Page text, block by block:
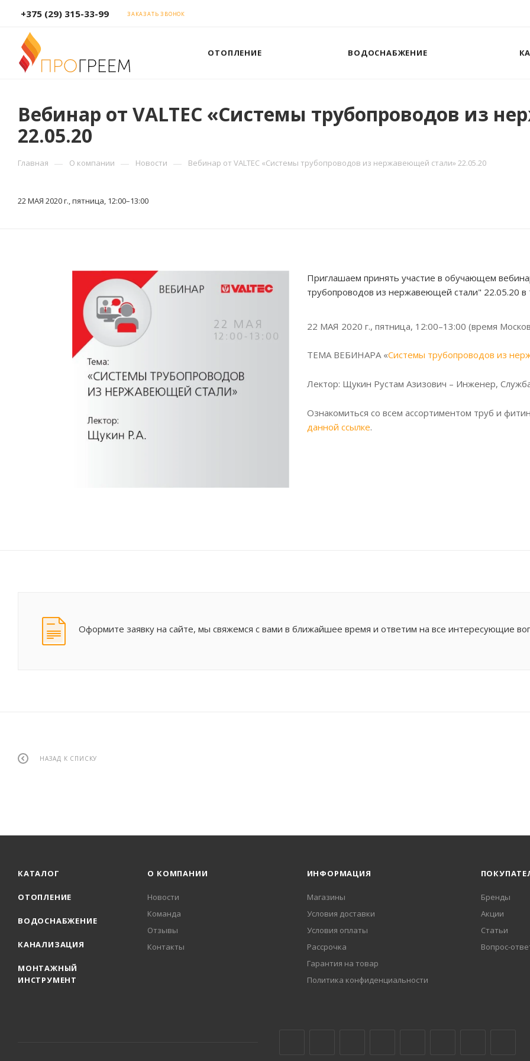
+375 (29) 315-33-99 ЗАКАЗАТЬ ЗВОНОК
ОТОПЛЕНИЕ ВОДОСНАБЖЕНИЕ
Вебинар от VALTEC «Системы трубопроводов из
22.05.20
Главная — О компании — Новости — Вебинар от VALTEC «Системы трубопроводов из нержавеющей стали» 22.05.20
22 МАЯ 2020 г., пятница, 12:00–13:00
Приглашаем принять участие в обучающем
трубопроводов из нержавеющей стали" 22.05.20 в
22 МАЯ 2020 г., пятница, 12:00–13:00 (время
ТЕМА ВЕБИНАРА «Системы трубопроводов из
Лектор: Щукин Рустам Азизович – Инженер,
Ознакомиться со всем ассортиментом труб и
данной ссылке.
Оформите заявку на сайте, мы свяжемся с вами в ближайшее время и ответим на все интересующие
НАЗАД К СПИСКУ
КАТАЛОГ
ОТОПЛЕНИЕ
ВОДОСНАБЖЕНИЕ
КАНАЛИЗАЦИЯ
МОНТАЖНЫЙ
ИНСТРУМЕНТ
О КОМПАНИИ
Новости
Команда
Отзывы
Контакты
ИНФОРМАЦИЯ
Магазины
Условия доставки
Условия оплаты
Рассрочка
Гарантия на товар
Политика конфиденциальности
Бренды
Акции
Статьи
Вопрос-